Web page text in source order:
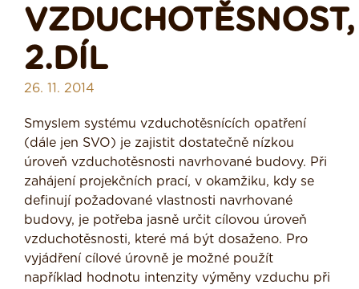
VZDUCHOTĚSNOST,
2.DÍL
26. 11. 2014
Smyslem systému vzduchotěsnících opatření
(dále jen SVO) je zajistit dostatečně nízkou
úroveň vzduchotěsnosti navrhované budovy. Při
zahájení projekčních prací, v okamžiku, kdy se
definují požadované vlastnosti navrhované
budovy, je potřeba jasně určit cílovou úroveň
vzduchotěsnosti, které má být dosaženo. Pro
vyjádření cílové úrovně je možné použít
například hodnotu intenzity výměny vzduchu při